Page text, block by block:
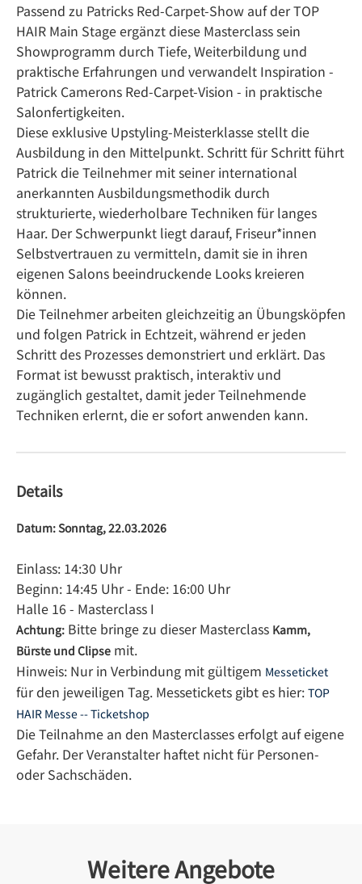
Passend zu Patricks Red-Carpet-Show auf der TOP
HAIR Main Stage ergänzt diese Masterclass sein
Showprogramm durch Tiefe, Weiterbildung und
praktische Erfahrungen und verwandelt Inspiration -
Patrick Camerons Red-Carpet-Vision - in praktische
Salonfertigkeiten.
Diese exklusive Upstyling-Meisterklasse stellt die
Ausbildung in den Mittelpunkt. Schritt für Schritt führt
Patrick die Teilnehmer mit seiner international
anerkannten Ausbildungsmethodik durch
strukturierte, wiederholbare Techniken für langes
Haar. Der Schwerpunkt liegt darauf, Friseur*innen
Selbstvertrauen zu vermitteln, damit sie in ihren
eigenen Salons beeindruckende Looks kreieren
können.
Die Teilnehmer arbeiten gleichzeitig an Übungsköpfen
und folgen Patrick in Echtzeit, während er jeden
Schritt des Prozesses demonstriert und erklärt. Das
Format ist bewusst praktisch, interaktiv und
zugänglich gestaltet, damit jeder Teilnehmende
Techniken erlernt, die er sofort anwenden kann.
Details
Datum: Sonntag, 22.03.2026
Einlass: 14:30 Uhr
Beginn: 14:45 Uhr - Ende: 16:00 Uhr
Halle 16 - Masterclass I
Achtung: Bitte bringe zu dieser Masterclass Kamm,
Bürste und Clipse mit.
Hinweis: Nur in Verbindung mit gültigem Messeticket
für den jeweiligen Tag. Messetickets gibt es hier: TOP
HAIR Messe -- Ticketshop
Die Teilnahme an den Masterclasses erfolgt auf eigene
Gefahr. Der Veranstalter haftet nicht für Personen-
oder Sachschäden.
Weitere Angebote